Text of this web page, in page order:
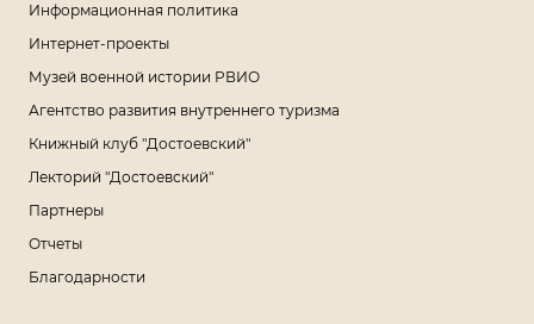
Информационная политика
Интернет-проекты
Музей военной истории РВИО
Агентство развития внутреннего туризма
Книжный клуб "Достоевский"
Лекторий "Достоевский"
Партнеры
Отчеты
Благодарности